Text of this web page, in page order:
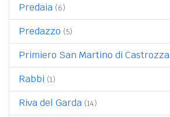
Predaia (6)
Predazzo (5)
Primiero San Martino di Castrozza
Rabbi (1)
Riva del Garda (14)